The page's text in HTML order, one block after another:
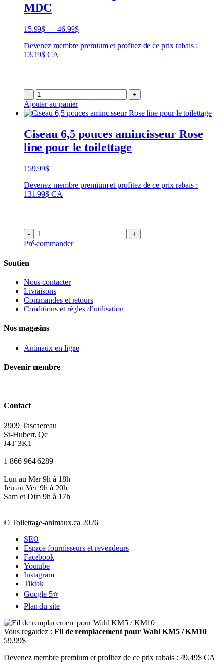
MDC
15.99$ – 46.99$Plage
prix :
Devenez membre premium et profitez de ce prix rabais :
13.19$ CA
- +
Ajouter au panier
Ciseau 6,5 pouces amincisseur Rose
line pour le toilettage
159.99$
Devenez membre premium et profitez de ce prix rabais :
131.99$ CA
- +
Pré-commander
Soutien
Nous contacter
Livraisons
Commandes et retours
Conditions et règles d’utilisation
Nos magasins
Animaux en ligne
Devenir membre
Contact
2909 Taschereau
St-Hubert, Qc
J4T 3K1
1 866 964 6289
Lun au Mer 9h à 18h
Jeu au Ven 9h à 20h
Sam et Dim 9h à 17h
© Toilettage-animaux.ca 2026
SEO
Espace fournisseurs et revendeurs
Facebook
Youtube
Instagram
Tiktok
Google 5⭐
Plan du site
Vous regardez : Fil de remplacement pour Wahl KM5 / KM10
59.99$
Devenez membre premium et profitez de ce prix rabais : 49.49$ CA